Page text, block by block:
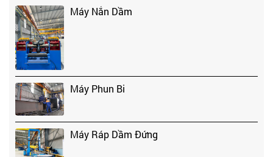
Máy Nắn Dầm
Máy Phun Bi
Máy Ráp Dầm Đứng